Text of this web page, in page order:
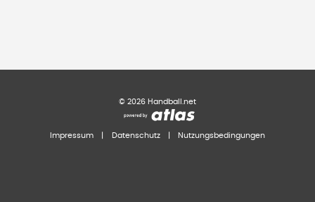
© 2026 Handball.net
Impressum Datenschutz Nutzungsbedingungen